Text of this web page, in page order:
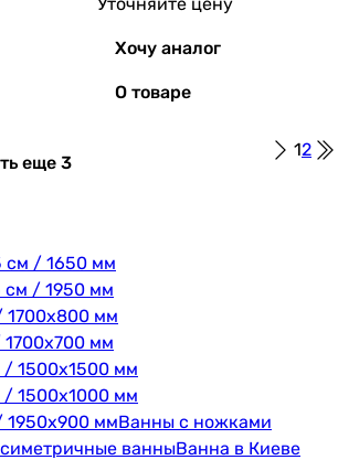
Хочу аналог
О товаре
еще 3
12
см / 1650 мм
см / 1950 мм
1700х800 мм
мм
1500х1500 мм
1500х1000 мм
1950х900 ммВанны с ножками
ванныВанна в Киеве